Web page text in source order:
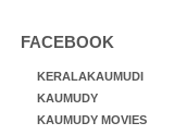
FACEBOOK
KERALAKAUMUDI
KAUMUDY
KAUMUDY MOVIES